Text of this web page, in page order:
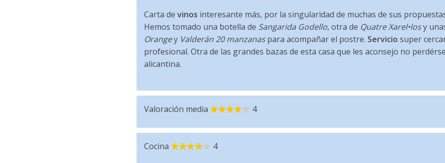
Carta de vinos interesante más, por la singularidad de muchas de sus
Hemos tomado una botella de Sangarida Godello, otra de Quatre Xarel•losy
Orangey Valderán 20 manzanaspara acompañar el postre. Servicio super
profesional. Otra de las grandes bazas de esta casa que les aconsejo no
alicantina.
Valoración media 4
Cocina 4